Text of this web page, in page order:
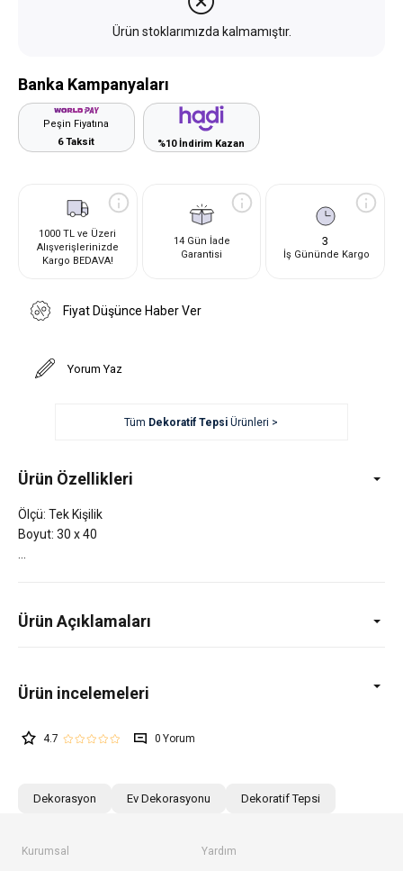
Ürün stoklarımızda kalmamıştır.
Banka Kampanyaları
Peşin Fiyatına
6 Taksit
%10 İndirim Kazan
1000 TL ve Üzeri
Alışverişlerinizde
Kargo BEDAVA!
14 Gün İade
Garantisi
3
İş Gününde Kargo
Fiyat Düşünce Haber Ver
Yorum Yaz
Tüm Dekoratif Tepsi Ürünleri >
Ürün Özellikleri
Ölçü: Tek Kişilik
Boyut: 30 x 40
Ürün Açıklamaları
4.7 0
Dekorasyon Ev Dekorasyonu Dekoratif Tepsi
Kurumsal Yardım